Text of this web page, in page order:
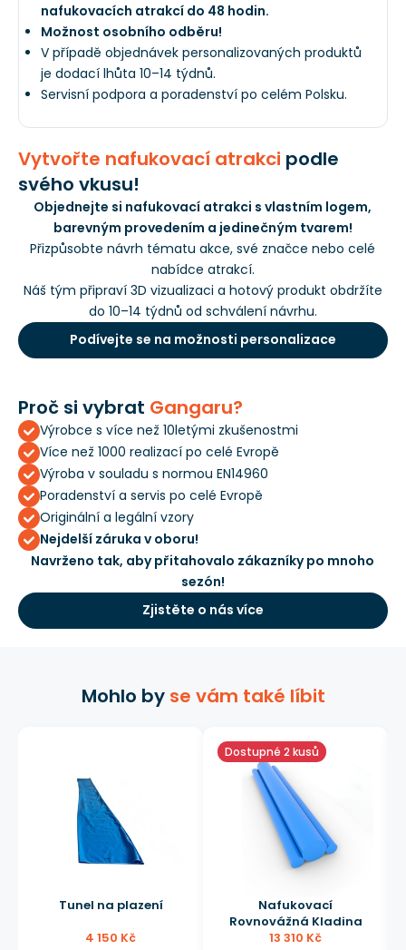
nafukovacích atrakcí do 48 hodin.
Možnost osobního odběru!
V případě objednávek personalizovaných produktů
je dodací lhůta 10–14 týdnů.
Servisní podpora a poradenství po celém Polsku.
Vytvořte nafukovací atrakci podle
svého vkusu!
Objednejte si nafukovací atrakci s vlastním logem,
barevným provedením a jedinečným tvarem!
Přizpůsobte návrh tématu akce, své značce nebo celé
nabídce atrakcí.
Náš tým připraví 3D vizualizaci a hotový produkt obdržíte
do 10–14 týdnů od schválení návrhu.
Podívejte se na možnosti personalizace
Proč si vybrat Gangaru?
Výrobce s více než 10letými zkušenostmi
Více než 1000 realizací po celé Evropě
Výroba v souladu s normou EN14960
Poradenství a servis po celé Evropě
Originální a legální vzory
Nejdelší záruka v oboru!
Navrženo tak, aby přitahovalo zákazníky po mnoho
sezón!
Zjistěte o nás více
Mohlo by se vám také líbit
Tunel na plazení
4 150 Kč
Dostupné 2 kusů
Nafukovací
Rovnovážná Kladina
13 310 Kč